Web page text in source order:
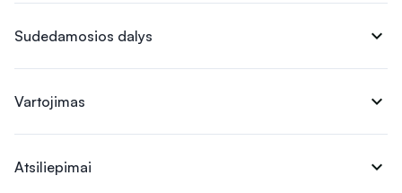
Sudedamosios dalys expand_more
Vartojimas expand_more
Atsiliepimai expand_more